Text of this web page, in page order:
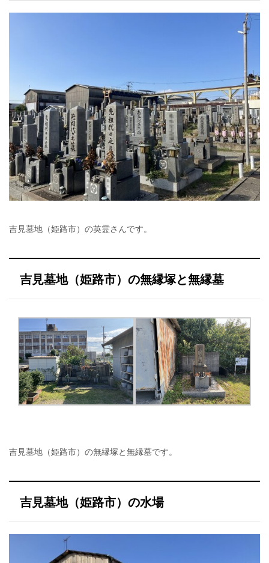
吉見墓地（姫路市）の英霊さんです。
吉見墓地（姫路市）の無縁塚と無縁墓
吉見墓地（姫路市）の無縁塚と無縁墓です。
吉見墓地（姫路市）の水場